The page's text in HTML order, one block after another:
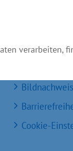
verarbeiten,
Impressum
Bildnachweis
Cookie-